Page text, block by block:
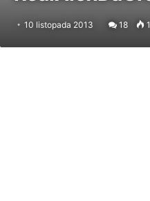
10 listopada 2013 18